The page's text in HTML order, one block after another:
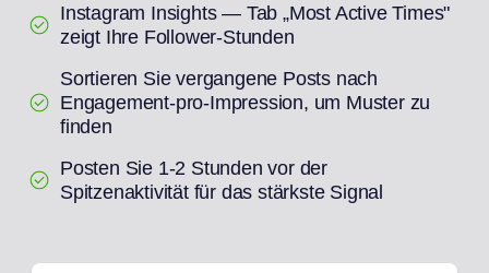
Instagram Insights — Tab „Most Active Times"
zeigt Ihre Follower-Stunden
Sortieren Sie vergangene Posts nach
Engagement-pro-Impression, um Muster zu
finden
Posten Sie 1-2 Stunden vor der
Spitzenaktivität für das stärkste Signal